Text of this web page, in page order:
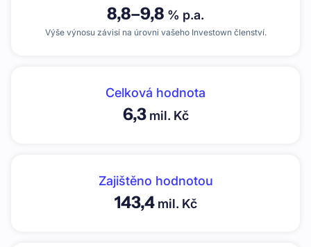
8,8–9,8 % p.a.
Výše výnosu závisí na úrovni vašeho Investown členství.
Celková hodnota
6,3mil. Kč
Zajištěno hodnotou
143,4mil. Kč